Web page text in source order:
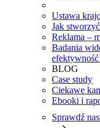
Ustawa
Jak
Reklama –
Badania
BLOG
Case study
Ciekawe
Ebooki i
Sprawdź